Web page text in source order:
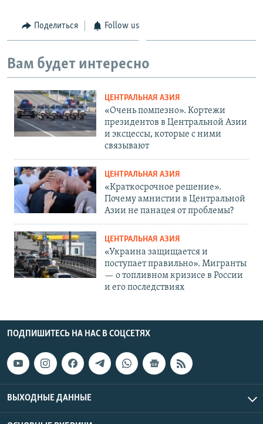
Поделиться Follow us
Вам будет интересно
ЦЕНТРАЛЬНАЯ АЗИЯ
«Очень помпезно». Кортежи
президентов в Центральной Азии
и эксцессы, которые с ними
связывают
ЦЕНТРАЛЬНАЯ АЗИЯ
«Краткосрочное решение».
Почему амнистии в Центральной
Азии не панацея от проблемы?
ЦЕНТРАЛЬНАЯ АЗИЯ
«Украина защищается и
поступает правильно». Мигранты
— о топливном кризисе в России
и его последствиях
ПОДПИШИТЕСЬ НА НАС В СОЦСЕТЯХ
ВЫХОДНЫЕ ДАННЫЕ